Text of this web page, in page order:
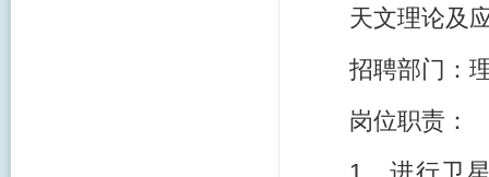
天文理论及
招聘部门：
岗位职责：